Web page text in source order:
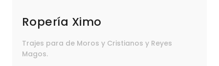
Ropería Ximo
Trajes para de Moros y Cristianos y Reyes
Magos.